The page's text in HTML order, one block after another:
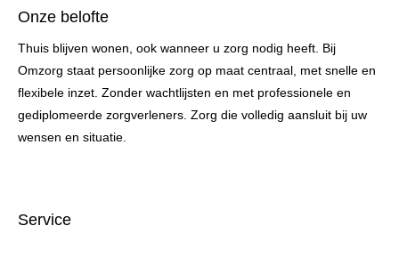
Onze belofte
Thuis blijven wonen, ook wanneer u zorg nodig heeft. Bij
Omzorg staat persoonlijke zorg op maat centraal, met snelle en
flexibele inzet. Zonder wachtlijsten en met professionele en
gediplomeerde zorgverleners. Zorg die volledig aansluit bij uw
wensen en situatie.
Service